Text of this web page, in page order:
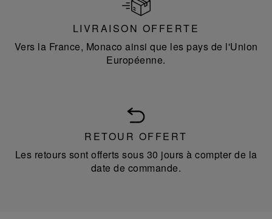
LIVRAISON OFFERTE
Vers la France, Monaco ainsi que les pays de l'Union
Européenne.
RETOUR OFFERT
Les retours sont offerts sous 30 jours à compter de la
date de commande.